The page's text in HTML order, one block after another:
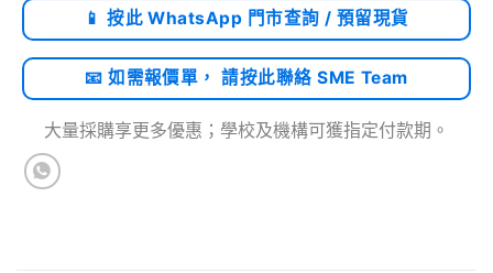
📱 按此 WhatsApp 門市查詢 / 預留現貨
📧 如需報價單， 請按此聯絡 SME Team
大量採購享更多優惠；學校及機構可獲指定付款期。